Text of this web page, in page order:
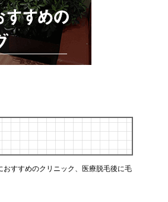
すすめのクリニック、医療脱毛後に毛